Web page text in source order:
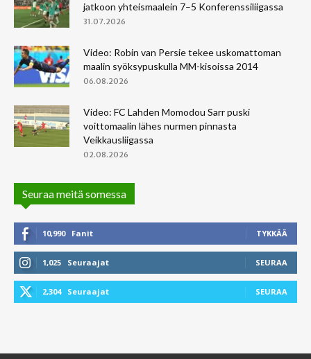
jatkoon yhteismaalein 7–5 Konferenssiliigassa
31.07.2026
Video: Robin van Persie tekee uskomattoman
maalin syöksypuskulla MM-kisoissa 2014
06.08.2026
Video: FC Lahden Momodou Sarr puski
voittomaalin lähes nurmen pinnasta
Veikkausliigassa
02.08.2026
Seuraa meitä somessa
10,990 Fanit TYKKÄÄ
1,025 Seuraajat SEURAA
2,304 Seuraajat SEURAA